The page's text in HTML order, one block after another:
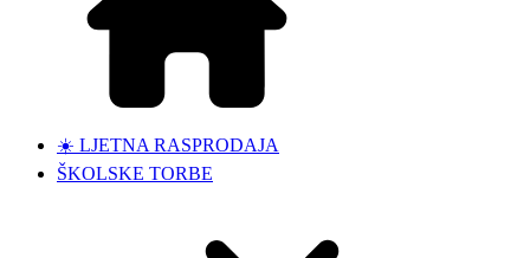
☀️ LJETNA RASPRODAJA
ŠKOLSKE TORBE